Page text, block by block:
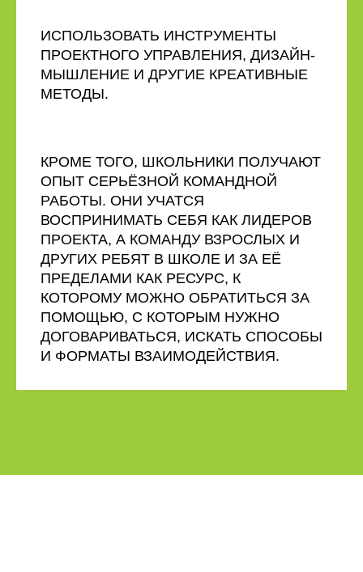
ИСПОЛЬЗОВАТЬ ИНСТРУМЕНТЫ
ПРОЕКТНОГО УПРАВЛЕНИЯ, ДИЗАЙН-
МЫШЛЕНИЕ И ДРУГИЕ КРЕАТИВНЫЕ
МЕТОДЫ.
КРОМЕ ТОГО, ШКОЛЬНИКИ ПОЛУЧАЮТ
ОПЫТ СЕРЬЁЗНОЙ КОМАНДНОЙ
РАБОТЫ. ОНИ УЧАТСЯ
ВОСПРИНИМАТЬ СЕБЯ КАК ЛИДЕРОВ
ПРОЕКТА, А КОМАНДУ ВЗРОСЛЫХ И
ДРУГИХ РЕБЯТ В ШКОЛЕ И ЗА ЕЁ
ПРЕДЕЛАМИ КАК РЕСУРС, К
КОТОРОМУ МОЖНО ОБРАТИТЬСЯ ЗА
ПОМОЩЬЮ, С КОТОРЫМ НУЖНО
ДОГОВАРИВАТЬСЯ, ИСКАТЬ СПОСОБЫ
И ФОРМАТЫ ВЗАИМОДЕЙСТВИЯ.